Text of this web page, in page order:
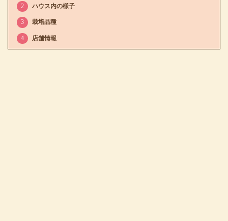
2 ハウス内の様子
3 栽培品種
4 店舗情報